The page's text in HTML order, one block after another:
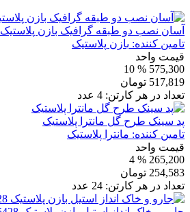
آسان نصب دو طبقه گرافیک بازن پلاستیک 9700
تامین کننده: بازن پلاستیک
قیمت واحد
575,300
% 10
517,819 تومان
تعداد در هر کارتن: 4 عدد
پد سینک طرح گل مانترا پلاستیک
تامین کننده: مانترا پلاستیک
قیمت واحد
265,200
% 4
254,583 تومان
تعداد در هر کارتن: 24 عدد